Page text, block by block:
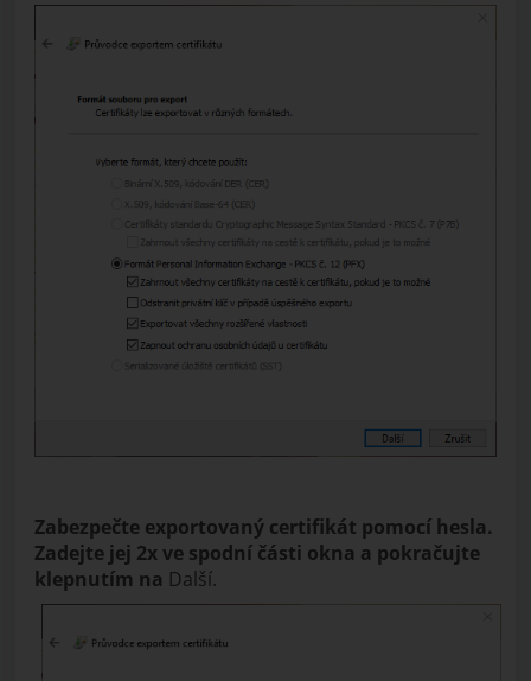
Zabezpečte exportovaný certifikát pomocí hesla.
Zadejte jej 2x ve spodní části okna a pokračujte
klepnutím na Další.